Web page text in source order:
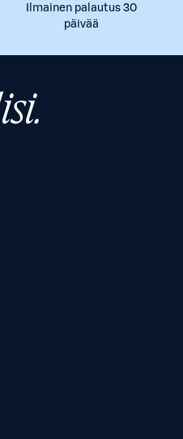
Ilmainen palautus 30
päivää